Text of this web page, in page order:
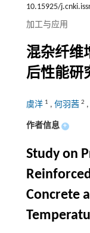
10.15925/
加工与应用
混杂纤维
后性能研
虞洋 1 , 何羽茜 2 ,
作者信息 +
Study on
Concrete